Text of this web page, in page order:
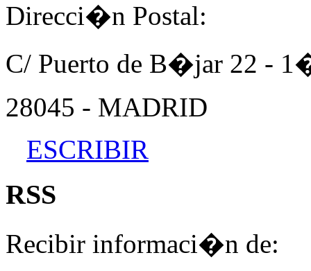
Direcci�n Postal:
C/ Puerto de B�jar 22 -
28045 - MADRID
ESCRIBIR
RSS
Recibir informaci�n de: